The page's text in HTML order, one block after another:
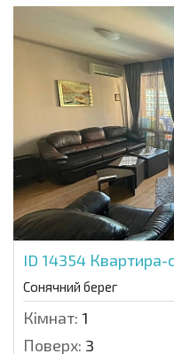
ID 14354 Квартира-
Сонячний берег
Кімнат: 1
Поверх: 3